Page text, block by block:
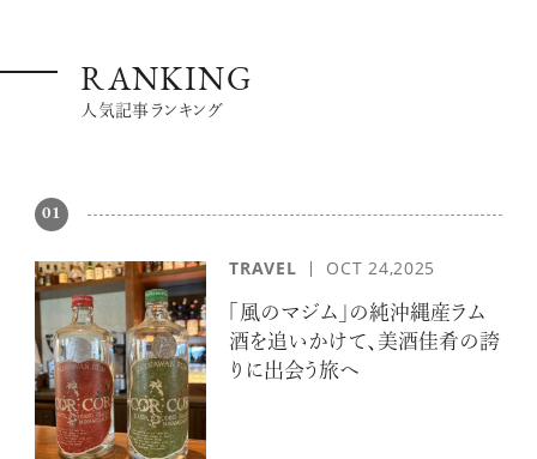
RANKING
人気記事ランキング
01
TRAVEL OCT 24,2025
「風のマジム」の純沖縄産ラム
酒を追いかけて、美酒佳肴の誇
りに出会う旅へ